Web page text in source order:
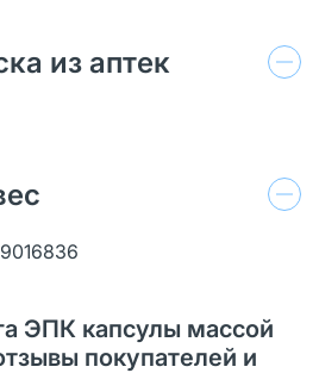
из аптек
ЭПК капсулы массой
покупателей и